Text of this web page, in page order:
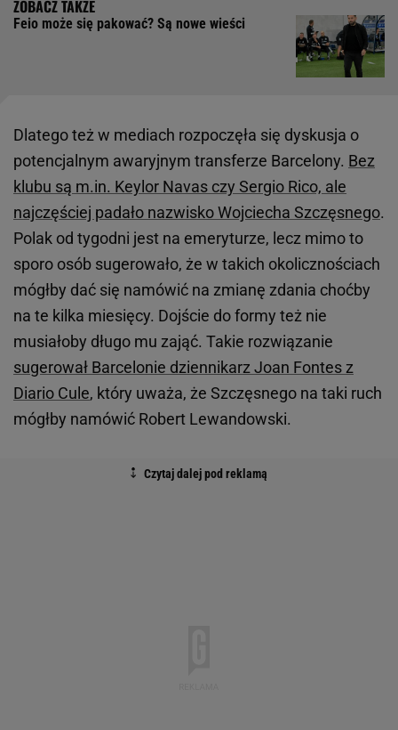
Feio może się pakować? Są nowe wieści
Dlatego też w mediach rozpoczęła się dyskusja o
potencjalnym awaryjnym transferze Barcelony. Bez
klubu są m.in. Keylor Navas czy Sergio Rico, ale
najczęściej padało nazwisko Wojciecha Szczęsnego.
Polak od tygodni jest na emeryturze, lecz mimo to
sporo osób sugerowało, że w takich okolicznościach
mógłby dać się namówić na zmianę zdania choćby
na te kilka miesięcy. Dojście do formy też nie
musiałoby długo mu zająć. Takie rozwiązanie
sugerował Barcelonie dziennikarz Joan Fontes z
Diario Cule, który uważa, że Szczęsnego na taki ruch
mógłby namówić Robert Lewandowski.